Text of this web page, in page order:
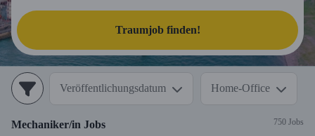
Traumjob finden!
Veröffentlichungsdatum Home-Office
Mechaniker/in Jobs 750 Jobs